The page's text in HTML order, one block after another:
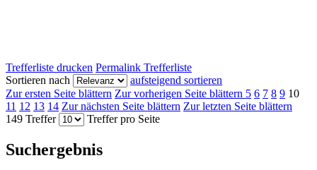
Trefferliste drucken Permalink Trefferliste
Sortieren nach
aufsteigend sortieren
Zur ersten Seite blättern Zur vorherigen Seite blättern 5 6 7 8 9 10
11 12 13 14 Zur nächsten Seite blättern Zur letzten Seite blättern
149 Treffer
Treffer pro Seite
Suchergebnis